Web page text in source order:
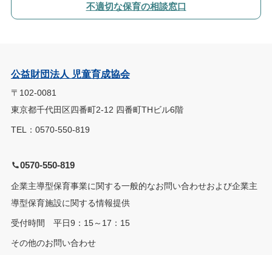
不適切な保育の相談窓口
公益財団法人 児童育成協会
〒102-0081
東京都千代田区四番町2-12 四番町THビル6階
TEL：0570-550-819
0570-550-819
企業主導型保育事業に関する一般的なお問い合わせおよび企業主
導型保育施設に関する情報提供
受付時間 平日9：15～17：15
その他のお問い合わせ